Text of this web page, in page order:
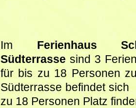
ImFerienhaus
Südterrassesind 3
für bis zu 18 Personen
Südterrasse befindet
zu 18 Personen Platz